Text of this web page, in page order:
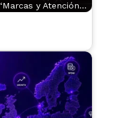
y Atención…